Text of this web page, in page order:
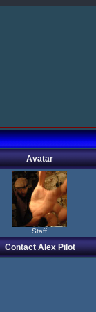
Avatar
Staff
Contact Alex Pilot